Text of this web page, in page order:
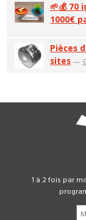
🌱💰 70
1000€
Pièces
sites —
1 à 2 fois par